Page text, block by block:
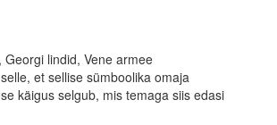
lindid, Vene armee
et sellise sümboolika omaja
käigus selgub, mis temaga siis edasi